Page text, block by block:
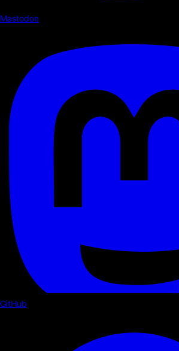
Mastodon
GitHub